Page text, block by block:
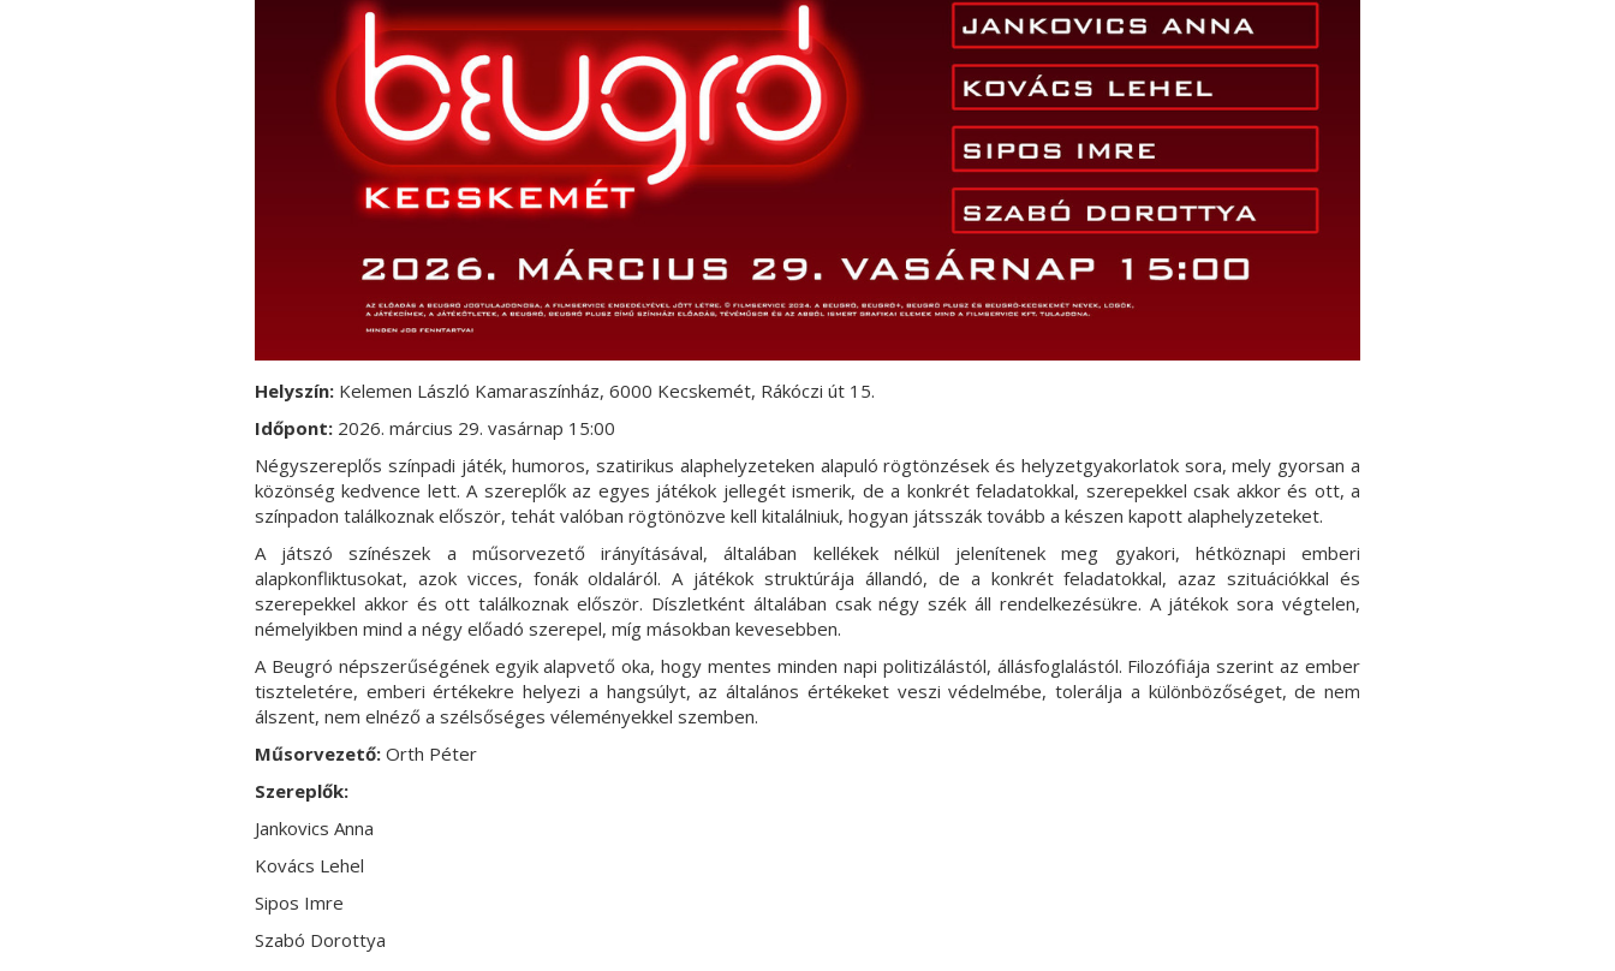
Helyszín: Kelemen László Kamaraszínház, 6000 Kecskemét, Rákóczi út 15.
Időpont: 2026. március 29. vasárnap 15:00
Négyszereplős színpadi játék, humoros, szatirikus alaphelyzeteken alapuló rögtönzések és helyzetgyakorlatok sora, mely gyorsan a
közönség kedvence lett. A szereplők az egyes játékok jellegét ismerik, de a konkrét feladatokkal, szerepekkel csak akkor és ott, a
színpadon találkoznak először, tehát valóban rögtönözve kell kitalálniuk, hogyan játsszák tovább a készen kapott alaphelyzeteket.
A játszó színészek a műsorvezető irányításával, általában kellékek nélkül jelenítenek meg gyakori, hétköznapi emberi
alapkonfliktusokat, azok vicces, fonák oldaláról. A játékok struktúrája állandó, de a konkrét feladatokkal, azaz szituációkkal és
szerepekkel akkor és ott találkoznak először. Díszletként általában csak négy szék áll rendelkezésükre. A játékok sora végtelen,
némelyikben mind a négy előadó szerepel, míg másokban kevesebben.
A Beugró népszerűségének egyik alapvető oka, hogy mentes minden napi politizálástól, állásfoglalástól. Filozófiája szerint az ember
tiszteletére, emberi értékekre helyezi a hangsúlyt, az általános értékeket veszi védelmébe, tolerálja a különbözőséget, de nem
álszent, nem elnéző a szélsőséges véleményekkel szemben.
Műsorvezető: Orth Péter
Szereplők:
Jankovics Anna
Kovács Lehel
Sipos Imre
Szabó Dorottya